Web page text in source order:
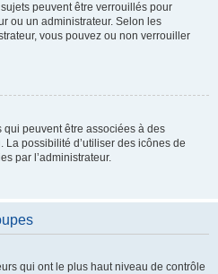
peuvent être verrouillés pour
ou un administrateur. Selon les
vous pouvez ou non verrouiller
qui peuvent être associées à des
possibilité d’utiliser des icônes de
par l’administrateur.
qui ont le plus haut niveau de contrôle